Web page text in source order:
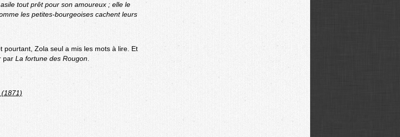
tout prêt pour son amoureux ; elle le
les petites-bourgeoises cachent leurs
Zola seul a mis les mots à lire. Et
par La fortune des Rougon